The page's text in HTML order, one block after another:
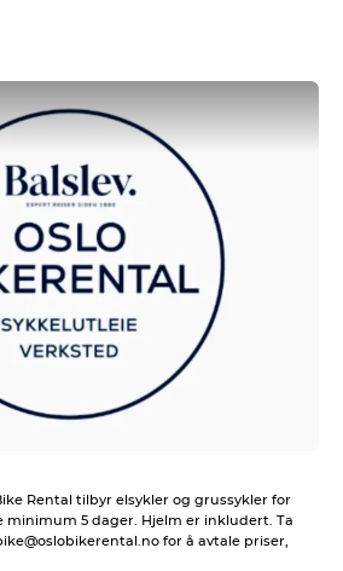
Rental tilbyr elsykler og grussykler for
minimum 5 dager. Hjelm er inkludert. Ta
for å avtale priser,